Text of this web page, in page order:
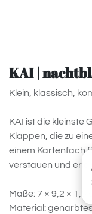
KAI |
Klein, klassisch,
KAI ist die kleinste
Klappen, die zu
einem Kartenfach
verstauen und
Maße: 7 × 9,2 × 1,5
Material: